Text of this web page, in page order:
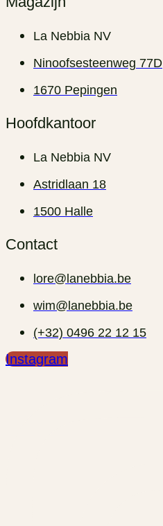
La Nebbia NV
Ninoofsesteenweg 77D
1670 Pepingen
Hoofdkantoor
La Nebbia NV
Astridlaan 18
1500 Halle
Contact
lore@lanebbia.be
wim@lanebbia.be
(+32) 0496 22 12 15‬
Instagram